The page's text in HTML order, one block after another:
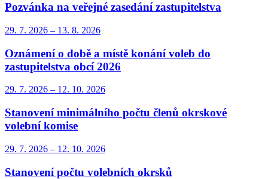
Pozvánka na veřejné zasedání zastupitelstva
29. 7. 2026 – 13. 8. 2026
Oznámení o době a místě konání voleb do
zastupitelstva obcí 2026
29. 7. 2026 – 12. 10. 2026
Stanovení minimálního počtu členů okrskové
volební komise
29. 7. 2026 – 12. 10. 2026
Stanovení počtu volebních okrsků